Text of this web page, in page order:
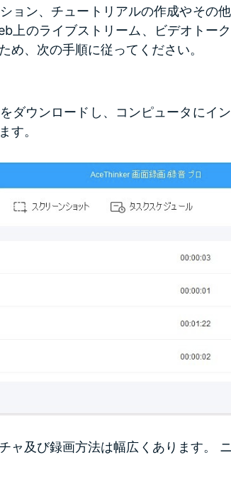
ョン、チュートリアルの作成やその
上のライブストリーム、ビデオトー
め、次の手順に従ってください。
ダウンロードし、コンピュータにイ
す。
ャ及び録画方法は幅広くあります。